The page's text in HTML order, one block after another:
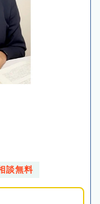
談無料